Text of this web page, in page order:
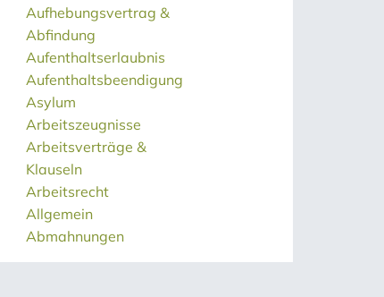
Aufhebungsvertrag &
Abfindung
Aufenthaltserlaubnis
Aufenthaltsbeendigung
Asylum
Arbeitszeugnisse
Arbeitsverträge &
Klauseln
Arbeitsrecht
Allgemein
Abmahnungen